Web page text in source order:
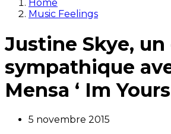
Home
Music Feelings
Justine Skye, un
sympathique
Mensa ‘ Im
5 novembre 2015